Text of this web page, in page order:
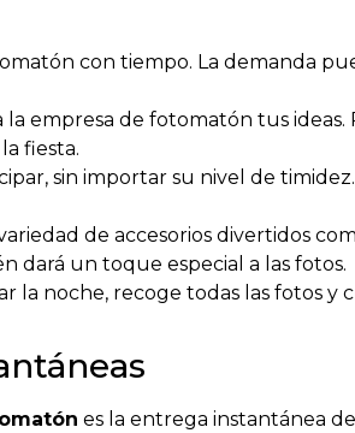
con tiempo. La demanda
la empresa de fotomatón tus ideas.
fiesta.
sin importar su nivel de
de accesorios divertidos
dará un toque especial a las fotos.
la noche, recoge todas las fotos
es la entrega instantánea